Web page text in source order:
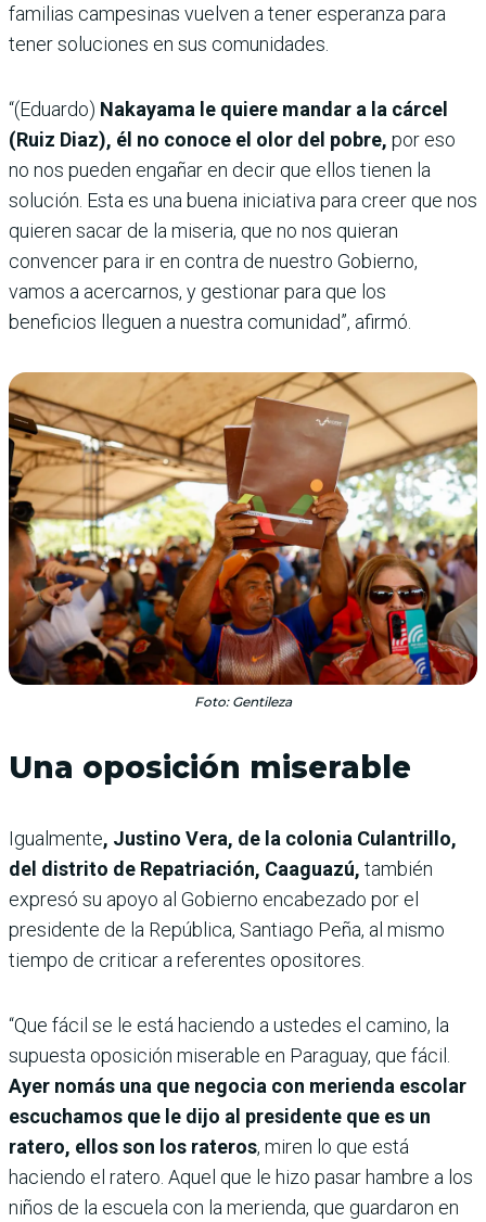
familias campesinas vuelven a tener esperanza para
tener soluciones en sus comunidades.
“(Eduardo) Nakayama le quiere mandar a la cárcel
(Ruiz Diaz), él no conoce el olor del pobre, por eso
no nos pueden engañar en decir que ellos tienen la
solución. Esta es una buena iniciativa para creer que nos
quieren sacar de la miseria, que no nos quieran
convencer para ir en contra de nuestro Gobierno,
vamos a acercarnos, y gestionar para que los
beneficios lleguen a nuestra comunidad”, afirmó.
Foto: Gentileza
Una oposición miserable
Igualmente, Justino Vera, de la colonia Culantrillo,
del distrito de Repatriación, Caaguazú, también
expresó su apoyo al Gobierno encabezado por el
presidente de la República, Santiago Peña, al mismo
tiempo de criticar a referentes opositores.
“Que fácil se le está haciendo a ustedes el camino, la
supuesta oposición miserable en Paraguay, que fácil.
Ayer nomás una que negocia con merienda escolar
escuchamos que le dijo al presidente que es un
ratero, ellos son los rateros, miren lo que está
haciendo el ratero. Aquel que le hizo pasar hambre a los
niños de la escuela con la merienda, que guardaron en